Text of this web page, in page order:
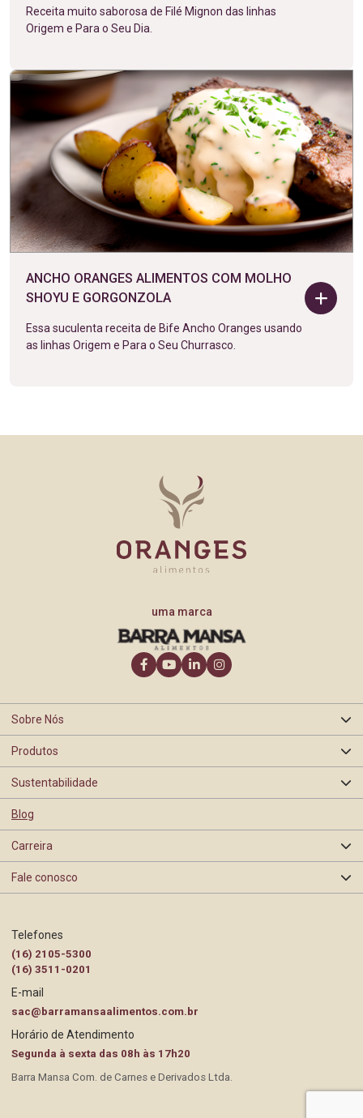
Receita muito saborosa de Filé Mignon das linhas
Origem e Para o Seu Dia.
ANCHO ORANGES ALIMENTOS COM MOLHO
SHOYU E GORGONZOLA
Essa suculenta receita de Bife Ancho Oranges usando
as linhas Origem e Para o Seu Churrasco.
uma marca
Sobre Nós
Nossa história
Produtos
Barra Mansa
Sustentabilidade
Rastreabilidade
Responsabilidade Social
Blog
Carreira
Fale conosco
Políticas de Cookies e Privacidade
Telefones
(16) 2105-5300
(16) 3511-0201
E-mail
sac@barramansaalimentos.com.br
Horário de Atendimento
Segunda à sexta das 08h às 17h20
Barra Mansa Com. de Carnes e Derivados Ltda.